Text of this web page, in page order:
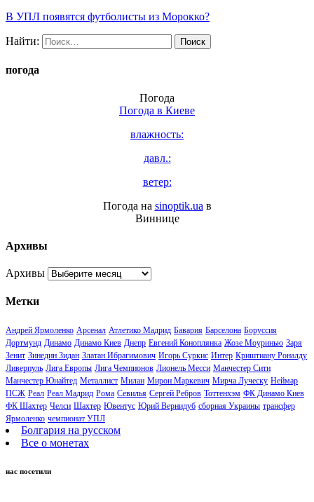
В УПЛ появятся футболисты из Морокко?
Найти:
погода
Погода
Погода в Киеве
влажность:
давл.:
ветер:
Погода на sinoptik.ua в
Виннице
Архивы
Архивы
Метки
Андрей Ярмоленко Арсенал Атлетико Мадрид Бавария Барселона Боруссия
Дортмунд Динамо Динамо Киев Днепр Евгений Коноплянка Жозе Моуринью Заря
Зенит Зинедин Зидан Златан Ибрагимович Игорь Суркис Интер Криштиану Роналду
Ливерпуль Лига Европы Лига Чемпионов Лионель Месси Манчестер Сити
Манчестер Юнайтед Металлист Милан Мирон Маркевич Мирча Луческу Неймар
ПСЖ Реал Реал Мадрид Рома Севилья Сергей Ребров Тоттенхэм ФК Динамо Киев
ФК Шахтер Челси Шахтер Ювентус Юрий Вернидуб сборная Украины трансфер
Ярмоленко чемпионат УПЛ
Болгария на русском
Все о монетах
нас посетили